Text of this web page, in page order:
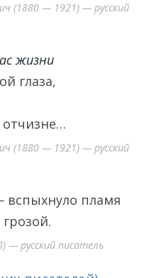
(1880 — 1921) — русский
жизни
глаза,
отчизне…
(1880 — 1921) — русский
вспыхнуло пламя
— русский писатель